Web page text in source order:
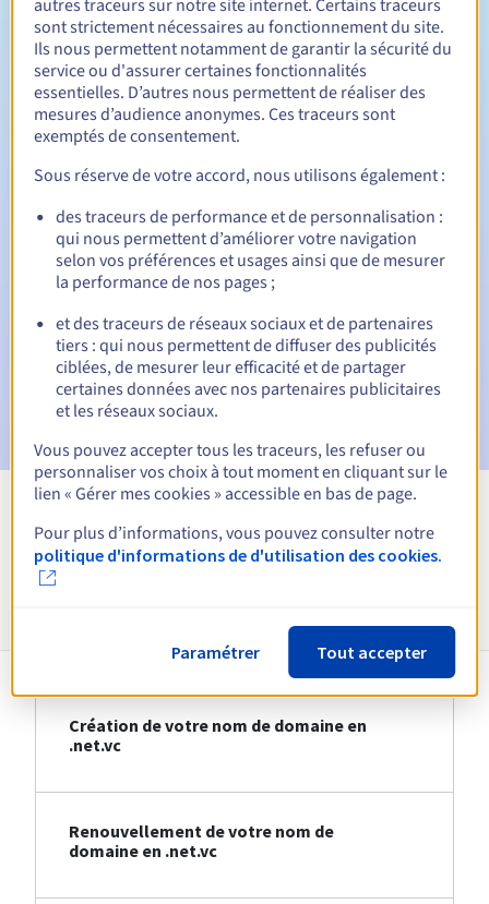
Durée de renouvellement Entre 1 et 10 ans
Période de rédemption
Notifications automatiques :
E-mails d'avertissement : 60, 30, 15, 7 et 3 jours avant la
date d'échéance
E-mail le jour de l'expirationpour notification de la
suspension du nom de domaine
E-mail après la période de grâce de rédemptionpour
notification de la suppression du nom de domaine
Voir toutes les extensions
Création de votre nom de domaine en
.net.vc
Renouvellement de votre nom de
domaine en .net.vc
autres traceurs sur notre site internet. Certains traceurs
sont strictement nécessaires au fonctionnement du site.
Ils nous permettent notamment de garantir la sécurité du
service ou d'assurer certaines fonctionnalités
essentielles. D’autres nous permettent de réaliser des
mesures d’audience anonymes. Ces traceurs sont
exemptés de consentement.
Sous réserve de votre accord, nous utilisons également :
des traceurs de performance et de personnalisation :
qui nous permettent d’améliorer votre navigation
selon vos préférences et usages ainsi que de mesurer
la performance de nos pages ;
et des traceurs de réseaux sociaux et de partenaires
tiers : qui nous permettent de diffuser des publicités
ciblées, de mesurer leur efficacité et de partager
certaines données avec nos partenaires publicitaires
et les réseaux sociaux.
Vous pouvez accepter tous les traceurs, les refuser ou
personnaliser vos choix à tout moment en cliquant sur le
lien « Gérer mes cookies » accessible en bas de page.
Pour plus d’informations, vous pouvez consulter notre
politique d'informations de d'utilisation des cookies.
Paramétrer Tout accepter